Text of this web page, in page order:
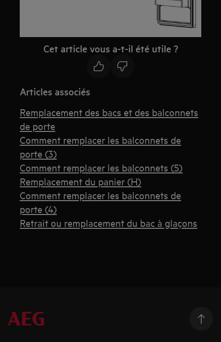
Cet article vous a-t-il été utile ?
Articles associés
Remplacement des bacs et des balconnets
de porte
Comment remplacer les balconnets de
porte (3)
Comment remplacer les balconnets (5)
Remplacement du panier (H)
Comment remplacer les balconnets de
porte (4)
Retrait ou remplacement du bac à glaçons